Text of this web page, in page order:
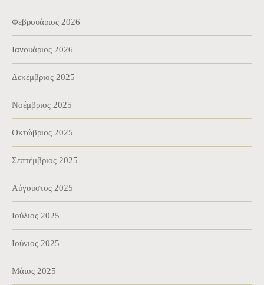
Φεβρουάριος 2026
Ιανουάριος 2026
Δεκέμβριος 2025
Νοέμβριος 2025
Οκτώβριος 2025
Σεπτέμβριος 2025
Αύγουστος 2025
Ιούλιος 2025
Ιούνιος 2025
Μάιος 2025